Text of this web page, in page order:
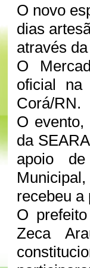
O novo
dias
através
O
oficial na
Corá/RN.
O
da
apoio
recebeu
O
Zeca